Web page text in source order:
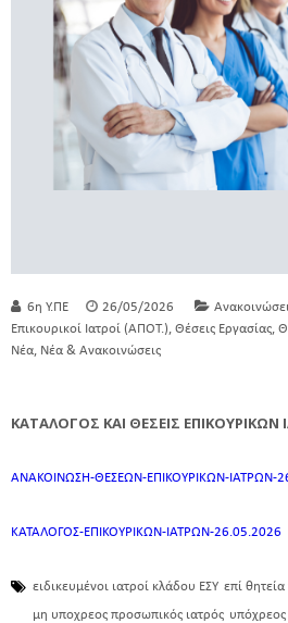
6η Υ.ΠΕ 26/05/2026
Επικουρικοί Ιατροί (ΑΠΟΤ.) Θέσεις Εργασίας
Νέα Νέα & Ανακοινώσεις
ΚΑΤΑΛΟΓΟΣ ΚΑΙ ΘΕΣΕΙΣ ΕΠΙΚΟΥΡΙΚΩΝ
ΑΝΑΚΟΙΝΩΣΗ-ΘΕΣΕΩΝ-ΕΠΙΚΟΥΡΙΚΩΝ-ΙΑΤΡΩΝ-
ΚΑΤΑΛΟΓΟΣ-ΕΠΙΚΟΥΡΙΚΩΝ-ΙΑΤΡΩΝ-26.05.2026
ειδικευμένοι ιατροί κλάδου ΕΣΥ επί
μη υποχρεος προσωπικός ιατρός